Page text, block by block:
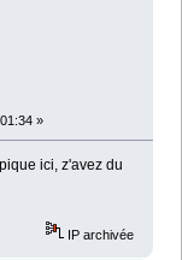
»
ici, z'avez du
IP archivée